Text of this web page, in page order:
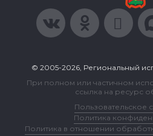
© 2005-2026, Региональный
При полном или частичном
ссылка на ресурс
Пользовательское
Политика
Политика в отношении